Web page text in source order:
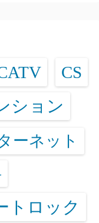
CS
ション
ーネット
トロック